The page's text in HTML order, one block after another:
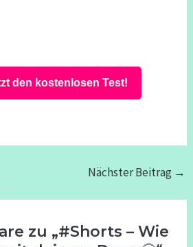
den kostenlosen Test!
Nächster Beitrag →
zu „#Shorts – Wie